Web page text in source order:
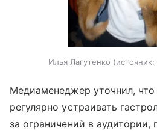
Илья Лагутенко источник:
Медиаменеджер уточнил, что
регулярно устраивать
за ограничений в аудитории,